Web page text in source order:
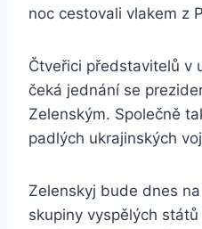
noc cestovali vlakem z
Čtveřici představitelů v
čeká jednání se
Zelenským. Společně
padlých ukrajinských
Zelenskyj bude dnes
skupiny vyspělých